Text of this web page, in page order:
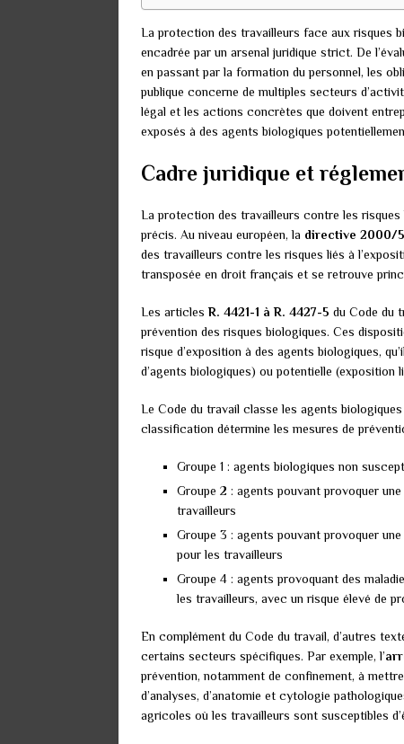
La protection des travailleurs face aux risques
encadrée par un arsenal juridique strict. De
en passant par la formation du personnel, les
publique concerne de multiples secteurs
légal et les actions concrètes que doivent
exposés à des agents biologiques
Cadre juridique et
La protection des travailleurs contre les risques
précis. Au niveau européen, la directive 2000/
des travailleurs contre les risques liés à
transposée en droit français et se retrouve
Les articlesR. 4421-1 à R. 4427-5 du Code du
prévention des risques biologiques. Ces
risque d’exposition à des agents biologiques,
d’agents biologiques) ou potentielle (exposition
Le Code du travail classe les agents
classification détermine les mesures de
Groupe 1 : agents biologiques non
Groupe 2 : agents pouvant provoquer
travailleurs
Groupe 3 : agents pouvant provoquer
pour les travailleurs
Groupe 4 : agents provoquant des
les travailleurs, avec un risque élevé de
En complément du Code du travail, d’autres
certains secteurs spécifiques. Par exemple, l’
prévention, notamment de confinement, à
d’analyses, d’anatomie et cytologie
agricoles où les travailleurs sont susceptibles